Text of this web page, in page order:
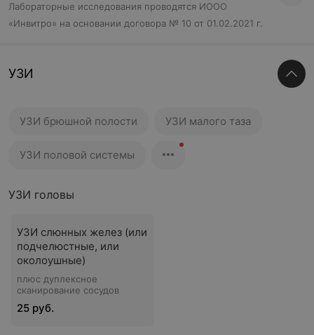
Лабораторные исследования проводятся ИООО
«Инвитро» на основании договора № 10 от 01.02.2021 г.
УЗИ
УЗИ брюшной полости УЗИ малого таза
УЗИ половой системы
УЗИ головы
УЗИ слюнных желез (или
подчелюстные, или
околоушные)
плюс дуплексное
сканирование сосудов
25 руб.